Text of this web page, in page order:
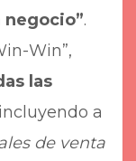
.
Win”,
las
incluyendo a
de venta